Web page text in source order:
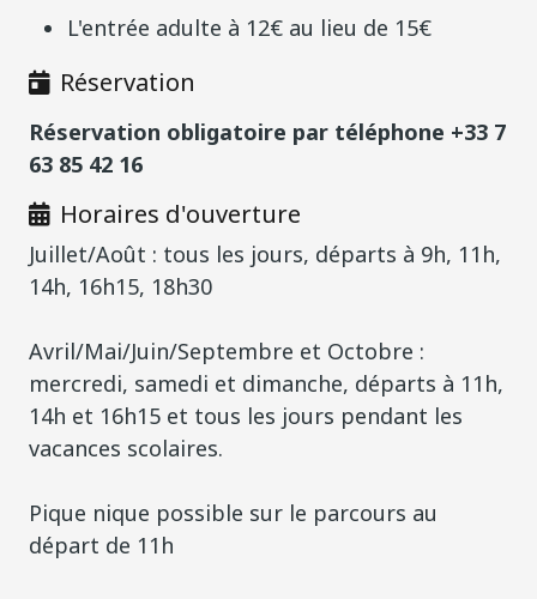
L'entrée adulte à 12€ au lieu de 15€
Réservation
Réservation obligatoire par téléphone +33 7
63 85 42 16
Horaires d'ouverture
Juillet/Août : tous les jours, départs à 9h, 11h,
14h, 16h15, 18h30
Avril/Mai/Juin/Septembre et Octobre :
mercredi, samedi et dimanche, départs à 11h,
14h et 16h15 et tous les jours pendant les
vacances scolaires.
Pique nique possible sur le parcours au
départ de 11h